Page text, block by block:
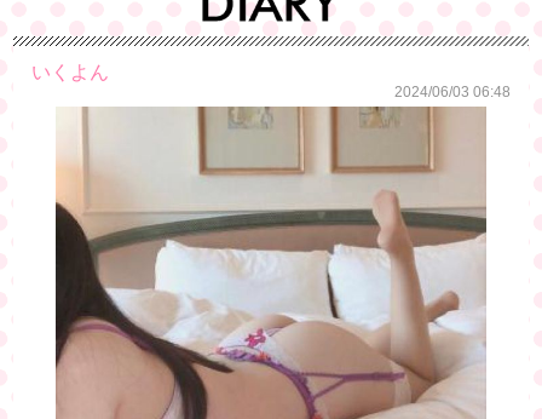
いくよん
2024/06/03 06:48